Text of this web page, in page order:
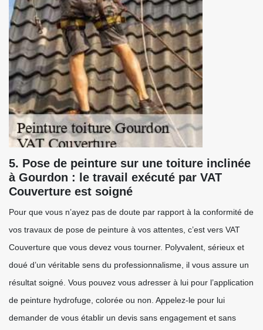
5. Pose de peinture sur une toiture inclinée
à Gourdon : le travail exécuté par VAT
Couverture est soigné
Pour que vous n’ayez pas de doute par rapport à la conformité de
vos travaux de pose de peinture à vos attentes, c’est vers VAT
Couverture que vous devez vous tourner. Polyvalent, sérieux et
doué d’un véritable sens du professionnalisme, il vous assure un
résultat soigné. Vous pouvez vous adresser à lui pour l’application
de peinture hydrofuge, colorée ou non. Appelez-le pour lui
demander de vous établir un devis sans engagement et sans